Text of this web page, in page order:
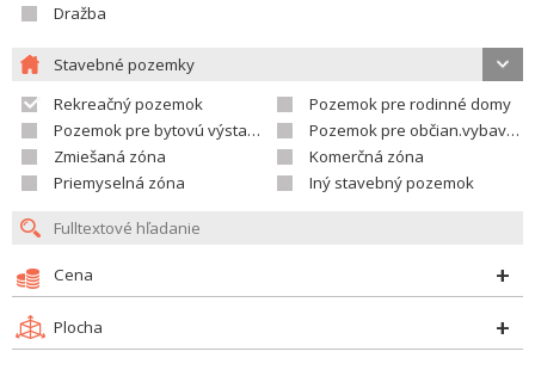
Dražba
Stavebné pozemky
Rekreačný pozemok
Pozemok pre rodinné domy
Pozemok pre bytovú výstavbu
Pozemok pre občian.vybavenosť
Zmiešaná zóna
Komerčná zóna
Priemyselná zóna
Iný stavebný pozemok
Cena
Plocha